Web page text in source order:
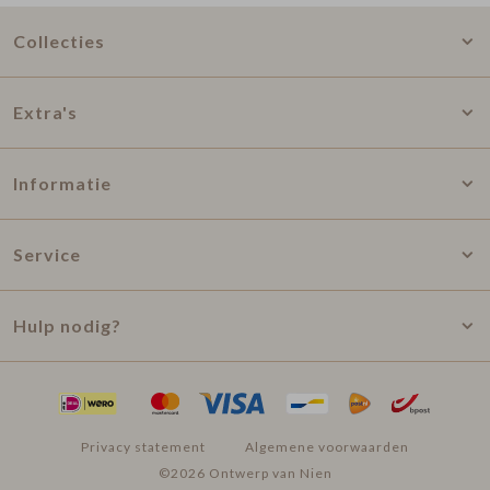
Collecties
Extra's
Informatie
Service
Hulp nodig?
Privacy statement
Algemene voorwaarden
©2026 Ontwerp van Nien